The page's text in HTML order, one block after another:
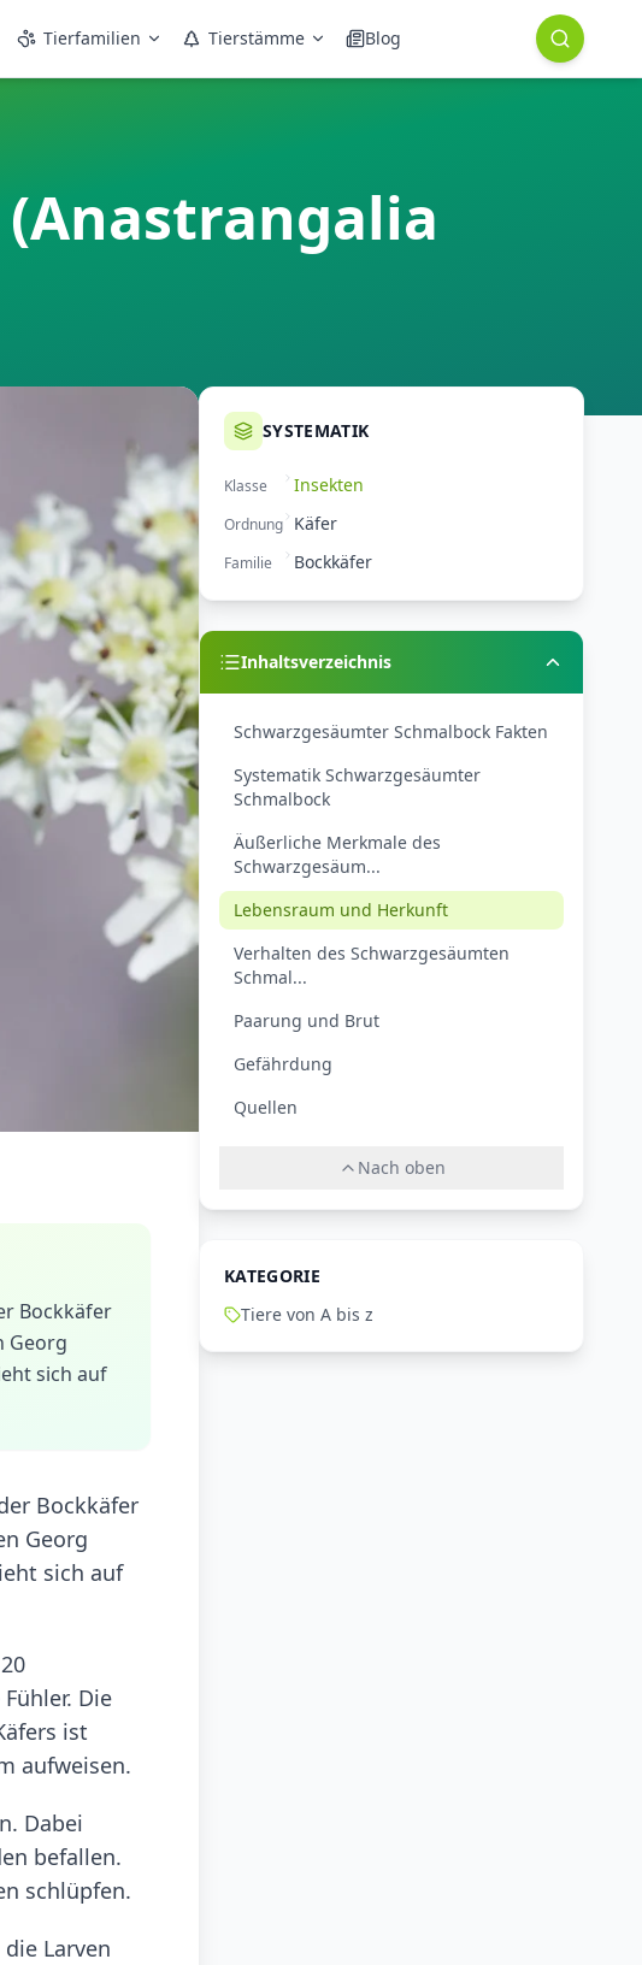
Tierfamilien Tierstämme Blog
Bockkäfer
Georg
sich auf
Bockkäfer
Georg
sich auf
Die
ist
aufweisen.
Dabei
befallen.
schlüpfen.
Larven
SYSTEMATIK
Klasse Insekten
Ordnung Käfer
Familie Bockkäfer
Inhaltsverzeichnis
Schwarzgesäumter Schmalbock Fakten
Systematik Schwarzgesäumter
Schmalbock
Äußerliche Merkmale des
Schwarzgesäum...
Lebensraum und Herkunft
Verhalten des Schwarzgesäumten
Schmal...
Paarung und Brut
Gefährdung
Quellen
Nach oben
KATEGORIE
Tiere von A bis z